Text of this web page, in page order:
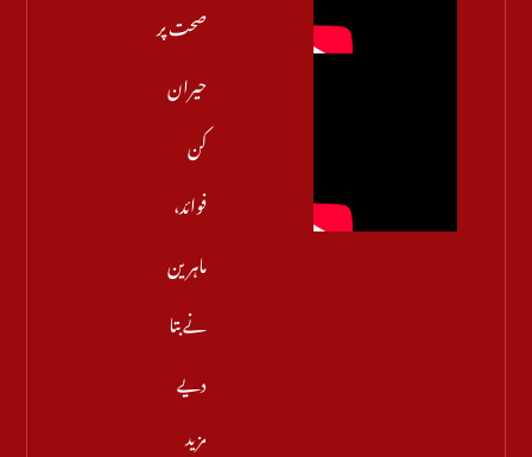
صحت پر
حیران
کن
فوائد،
ماہرین
نے بتا
دیے
مزید